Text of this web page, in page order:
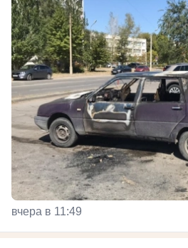
вчера в 11:49